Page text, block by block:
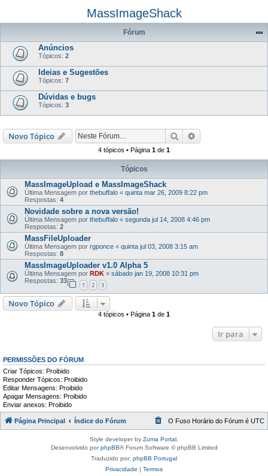
q
s
MassImageShack
Fórum
Anúncios
Tópicos: 2
Ideias e Sugestões
Tópicos: 7
Dúvidas e bugs
Tópicos: 3
Novo Tópico Pesquisar
4 tópicos • Página 1 de 1
Tópicos
MassImageUpload e MassImageShack
Última Mensagem por thebuffalo « quinta mar 26, 2009 8:22 pm
Respostas: 4
Novidade sobre a nova versão!
Última Mensagem por thebuffalo « segunda jul 14, 2008 4:46 pm
Respostas: 2
MassFileUploader
Última Mensagem por rgponce « quinta jul 03, 2008 3:15 am
Respostas: 8
MassImageUploader v1.0 Alpha 5
Última Mensagem por RDK « sábado jan 19, 2008 10:31 pm
Respostas: 33
1 2 3
Novo Tópico
4 tópicos • Página 1 de 1
Ir para
PERMISSÕES DO FÓRUM
Criar Tópicos: Proibido
Responder Tópicos: Proibido
Editar Mensagens: Proibido
Apagar Mensagens: Proibido
Enviar anexos: Proibido
Página Principal Índice do Fórum O Fuso Horário do Fórum é UTC
Style developer by Zuma Portal
Desenvolvido porphpBB® Forum Software © phpBB Limited
Traduzido por: phpBB Portugal
Privacidade | Termos